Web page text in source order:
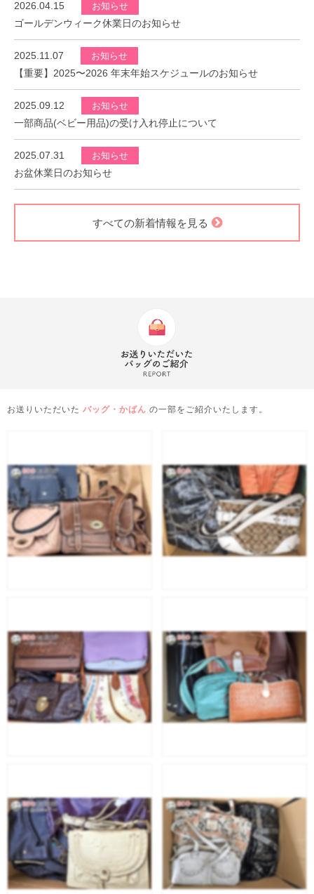
2026.04.15 お知らせ
ゴールデンウィーク休業日のお知らせ
2025.11.07 お知らせ
【重要】2025〜2026 年末年始スケジュールのお知らせ
2025.09.12 お知らせ
一部商品(ベビー用品)の受け入れ停止について
2025.07.31 お知らせ
お盆休業日のお知らせ
すべての新着情報を見る
お送りいただいた バッグ・かばん の一部をご紹介いたします。